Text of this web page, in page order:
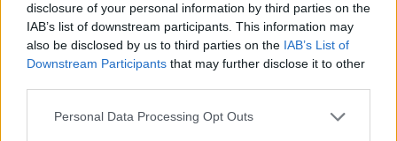
disclosure of your personal information by third parties on the
IAB’s list of downstream participants. This information may
also be disclosed by us to third parties on the IAB’s List of
Downstream Participants that may further disclose it to other
Please note that this website/app uses one or more Google
Personal Data Processing Opt Outs